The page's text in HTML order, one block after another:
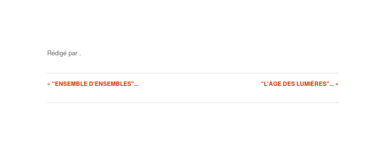
Rédigé par .
« "ENSEMBLE D'ENSEMBLES"... "L'ÂGE DES LUMIÈRES"... »